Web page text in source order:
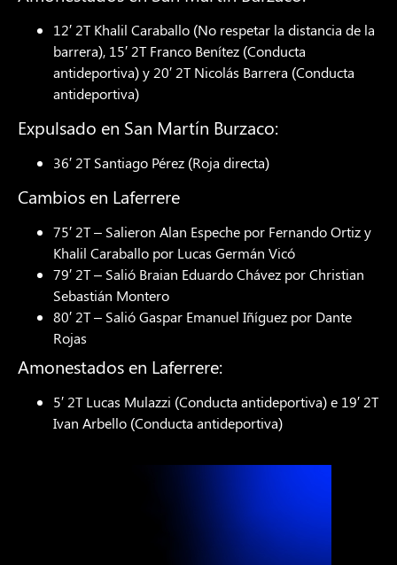
12′ 2T Khalil Caraballo (No respetar la distancia de la
barrera), 15′ 2T Franco Benítez (Conducta
antideportiva) y 20′ 2T Nicolás Barrera (Conducta
antideportiva)
Expulsado en San Martín Burzaco:
36′ 2T Santiago Pérez (Roja directa)
Cambios en Laferrere
75′ 2T – Salieron Alan Espeche por Fernando Ortiz y
Khalil Caraballo por Lucas Germán Vicó
79′ 2T – Salió Braian Eduardo Chávez por Christian
Sebastián Montero
80′ 2T – Salió Gaspar Emanuel Iñíguez por Dante
Rojas
Amonestados en Laferrere:
5′ 2T Lucas Mulazzi (Conducta antideportiva) e 19′ 2T
Ivan Arbello (Conducta antideportiva)